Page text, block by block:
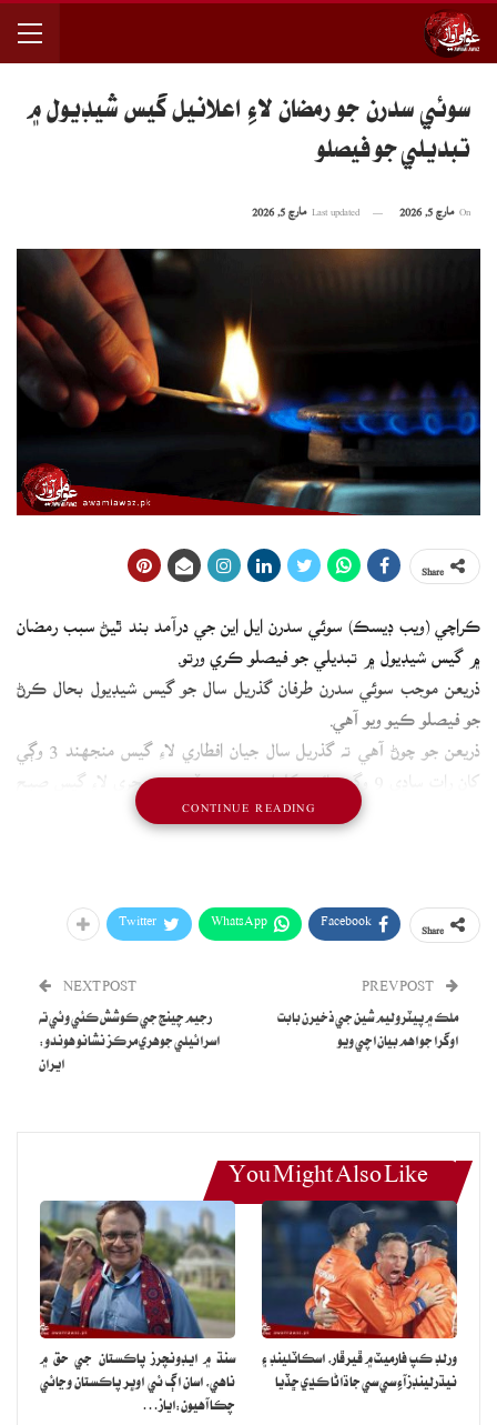
سوئي سدرن جو رمضان لاءِ اعلانيل گيس شيڊيول ۾
تبديلي جو فيصلو
مارچ 5, 2026 مارچ 5, 2026
ڪراچي (ويب ڊيسڪ) سوئي سدرن ايل اين جي درآمد بند ٿيڻ سبب رمضان
۾ گيس شيڊيول ۾ تبديلي جو فيصلو ڪري ورتو.
ذريعن موجب سوئي سدرن طرفان گذريل سال جو گيس شيڊيول بحال ڪرڻ
جو فيصلو ڪيو ويو آهي.
ذريعن جو چوڻ آهي ته گذريل سال جيان افطاري لاءِ گيس منجهند 3 وڳي
کان رات ساڍي 9 وڳي تائين کليل رهندي، جڏهن ته سحري لاءِ گيس صبح
ذريعن موجب نئين گيس شيديول جو باقاعدي اعلان جلد ڪيو ويندو.
Facebook
WhatsApp
Twitter
ملڪ ۾ پيٽروليم شين جي ذخيرن بابت
اوگرا جو اهم بيان اچي ويو
NEXT POST
رجيم چينج جي ڪوشش ڪئي وئي ته
اسرائيلي جوهري مرڪز نشانو هوندو:
ايران
You Might Also Like
ورلڊ ڪپ فارميٽ ۾ ڦيرڦار، اسڪاٽلينڊ ۽
نيڌرلينڊز آءِ سي سي جا ڌاڻا ڪڍي ڇڏيا
سنڌ ۾ ايڊونچرز پاڪستان جي حق ۾
ناهي، اسان اڳ ئي اوڀر پاڪستان وڃائي
چڪا آهيون:اياز…